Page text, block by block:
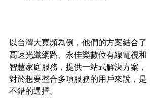
以台灣大寬頻為例，他們的方案結合了
高速光纖網路、永佳樂數位有線電視和
智慧家庭服務，提供一站式解決方案，
對於想要整合多項服務的用戶來說，是
不錯的選擇。